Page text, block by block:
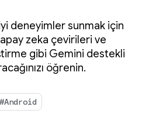
iyi deneyimler sunmak için
zeka çevirileri ve
gibi Gemini destekli
öğrenin.
#Android